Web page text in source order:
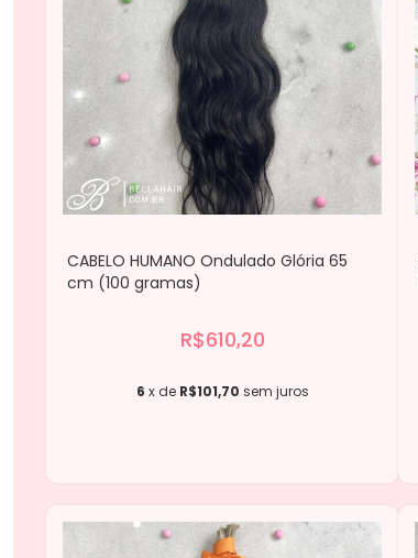
CABELO HUMANO Ondulado Glória 65
cm (100 gramas)
R$610,20
6 x de R$101,70 sem juros